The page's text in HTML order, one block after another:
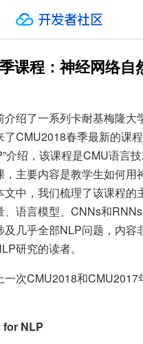
课程：神经网络自
介绍了一系列卡耐基梅隆大
CMU2018春季最新的课
介绍，该课程是CMU语言
，主要内容是教学生如何用
中，我们梳理了该课程的
、语言模型、CNNs和
几乎全部NLP问题，内容
研究的读者。
一次CMU2018和CMU2017
NLP